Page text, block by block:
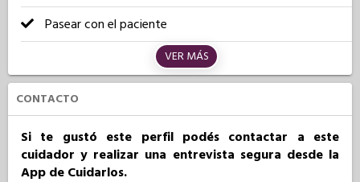
Pasear con el paciente
VER MÁS
CONTACTO
Si te gustó este perfil podés contactar a este
cuidador y realizar una entrevista segura desde la
App de Cuidarlos.